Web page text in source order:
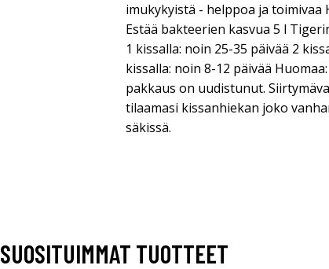
imukykyistä - helppoa ja
Estää bakteerien kasvua 5 l
1 kissalla: noin 25-35 päivää 2
kissalla: noin 8-12 päivää
pakkaus on uudistunut.
tilaamasi kissanhiekan joko
säkissä.
SUOSITUIMMAT TUOTTEET